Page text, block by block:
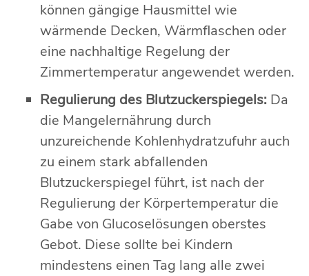
können gängige Hausmittel wie
wärmende Decken, Wärmflaschen oder
eine nachhaltige Regelung der
Zimmertemperatur angewendet werden.
Regulierung des Blutzuckerspiegels: Da
die Mangelernährung durch
unzureichende Kohlenhydratzufuhr auch
zu einem stark abfallenden
Blutzuckerspiegel führt, ist nach der
Regulierung der Körpertemperatur die
Gabe von Glucoselösungen oberstes
Gebot. Diese sollte bei Kindern
mindestens einen Tag lang alle zwei